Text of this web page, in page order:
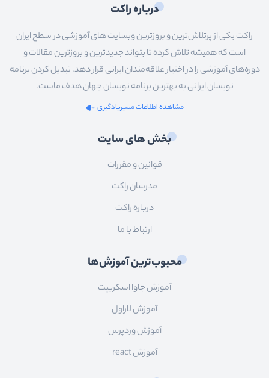
درباره راکت
راکت یکی از پرتلاش‌ترین و بروزترین وبسایت های آموزشی در سطح ایران
است که همیشه تلاش کرده تا بتواند جدیدترین و بروزترین مقالات و
دوره‌های آموزشی را در اختیار علاقه‌مندان ایرانی قرار دهد. تبدیل کردن برنامه
نویسان ایرانی به بهترین برنامه نویسان جهان هدف ماست.
مشاهده اطلاعات مسیریادگیری
بخش های سایت
قوانین و مقررات
مدرسان راکت
درباره راکت
ارتباط با ما
محبوب‌ترین آموزش‌ها
آموزش جاوا اسکریپت
آموزش لاراول
آموزش وردپرس
آموزش react